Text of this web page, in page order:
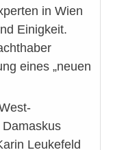
in Wien
Einigkeit.
eines „neuen
Leukefeld